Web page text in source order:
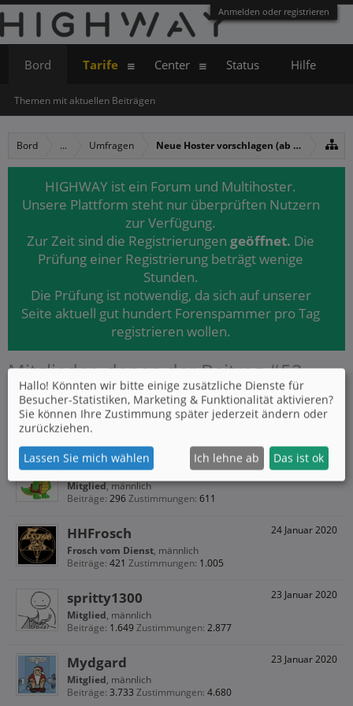
Anmelden oder registrieren
Bord ... Umfragen Neue Hoster vorschlagen (ab 2019)
HIGHWAY ist ein Forum und Multihoster.
Unsere Plattform steht nur überprüften Nutzern
zur Verfügung.
Zur Zeit sind die Registrierungen geöffnet. Die
Prüfung einer Registrierung beträgt wenige
Stunden.
Die Prüfung ist notwendig, da sich auf unserer
Seite aktuell gut hundert Forenspammer pro Tag
registrieren wollen.
Mitglieder, denen der Beitrag #52
gefällt
Thema: Neue Hoster vorschlagen (ab 2019)
28 April 2020
BILD
Mitglied, männlich
Beiträge: 296Zustimmungen: 611
24 Januar 2020
HHFrosch
Frosch vom Dienst, männlich
Beiträge: 421 Zustimmungen: 1.005
23 Januar 2020
spritty1300
Mitglied, männlich
Beiträge: 1.649 Zustimmungen: 2.877
23 Januar 2020
Mydgard
Mitglied, männlich
Beiträge: 3.733 Zustimmungen: 4.680
Bord
Themen mit aktuellen Beiträgen
Tarife Center Status Hilfe
Hallo! Könnten wir bitte einige zusätzliche Dienste für
Besucher-Statistiken, Marketing & Funktionalität aktivieren?
Sie können Ihre Zustimmung später jederzeit ändern oder
zurückziehen.
Lassen Sie mich wählen Ich lehne ab Das ist ok